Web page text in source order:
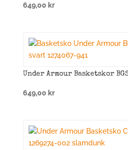
649,00 kr
Under Armour Basketskor BGS
649,00 kr